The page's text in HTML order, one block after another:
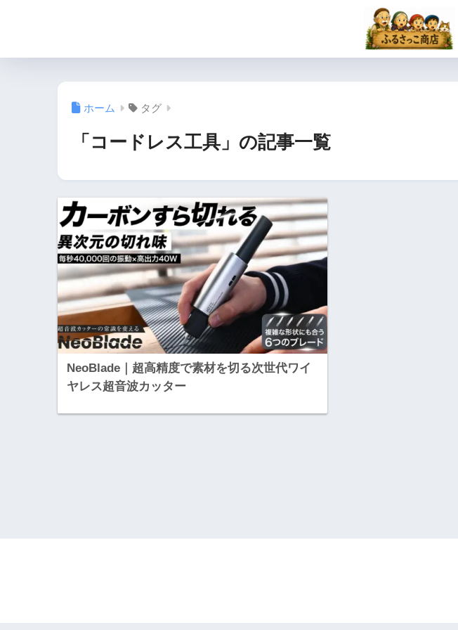
ホーム タグ
「コードレス工具」の記事一覧
NeoBlade｜超高精度で素材を切る次世代ワイ
ヤレス超音波カッター